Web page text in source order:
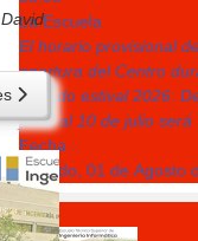
La Escuela
El horario provisional
apertura del Centro
periodo estival 2026:
junio al 10 de julio será
Fecha :
Sábado, 01 de Agosto
8